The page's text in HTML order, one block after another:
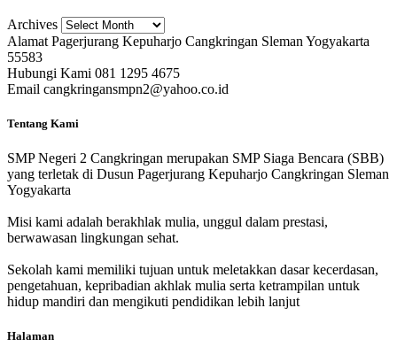
Archives
Alamat Pagerjurang Kepuharjo Cangkringan Sleman Yogyakarta
55583
Hubungi Kami 081 1295 4675
Email cangkringansmpn2@yahoo.co.id
Tentang Kami
SMP Negeri 2 Cangkringan merupakan SMP Siaga Bencara (SBB)
yang terletak di Dusun Pagerjurang Kepuharjo Cangkringan Sleman
Yogyakarta
Misi kami adalah berakhlak mulia, unggul dalam prestasi,
berwawasan lingkungan sehat.
Sekolah kami memiliki tujuan untuk meletakkan dasar kecerdasan,
pengetahuan, kepribadian akhlak mulia serta ketrampilan untuk
hidup mandiri dan mengikuti pendidikan lebih lanjut
Halaman